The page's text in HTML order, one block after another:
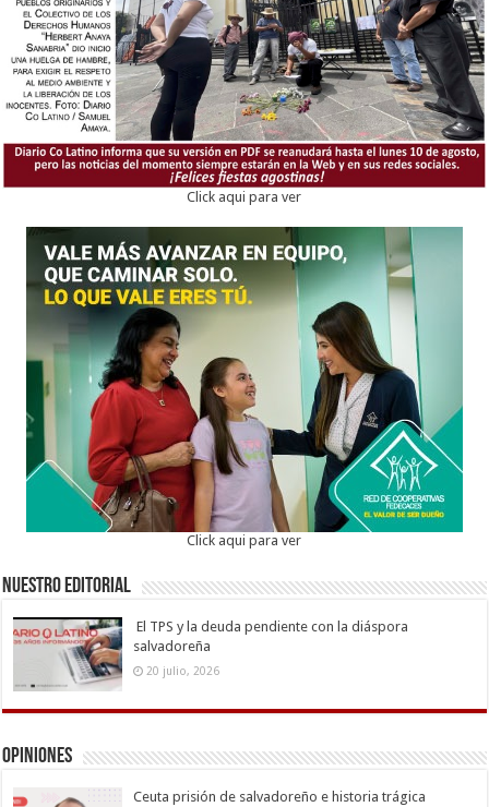
Click aqui para ver
Click aqui para ver
Nuestro Editorial
El TPS y la deuda pendiente con la diáspora
salvadoreña
20 julio, 2026
Opiniones
Ceuta prisión de salvadoreño e historia trágica